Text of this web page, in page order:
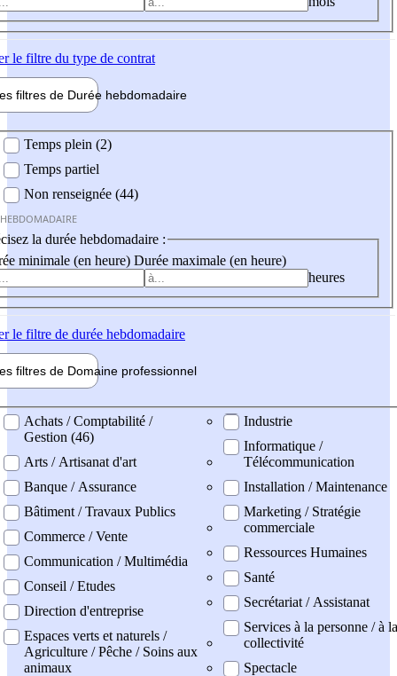
le filtre du type de contrat
filtres de Durée hebdomadaire
Temps plein (2)
Temps partiel
Non renseignée (44)
la durée hebdomadaire :
minimale (en heure) Durée maximale (en heure)
heures
le filtre de durée hebdomadaire
filtres de Domaine professionnel
professionel
Achats / Comptabilité /
Gestion (46)
Arts / Artisanat d'art
Banque / Assurance
Bâtiment / Travaux Publics
Commerce / Vente
Communication / Multimédia
Conseil / Etudes
Direction d'entreprise
Espaces verts et naturels /
Agriculture / Pêche / Soins aux
animaux
Industrie
Informatique /
Télécommunication
Installation / Maintenance
Marketing / Stratégie
commerciale
Ressources Humaines
Santé
Secrétariat / Assistanat
Services à la personne / à la
collectivité
Spectacle